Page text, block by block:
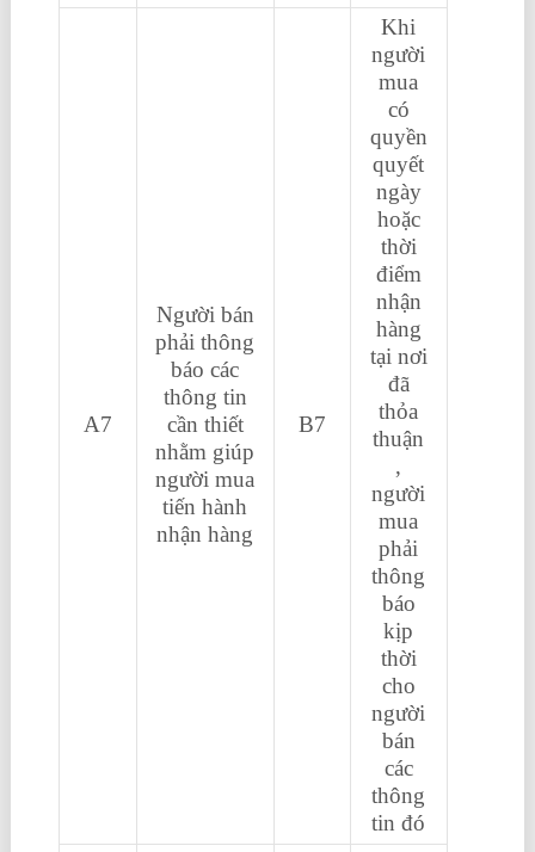
A7
Người bán
phải thông
báo các
thông tin
cần thiết
nhằm giúp
người mua
tiến hành
nhận hàng
B7
Khi
người
mua
có
quyền
quyết
ngày
hoặc
thời
điểm
nhận
hàng
tại nơi
đã
thỏa
thuận
,
người
mua
phải
thông
báo
kịp
thời
cho
người
bán
các
thông
tin đó